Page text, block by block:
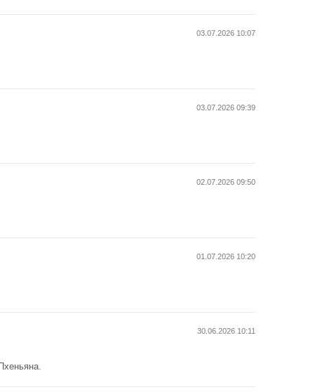
03.07.2026 10:07
03.07.2026 09:39
02.07.2026 09:50
01.07.2026 10:20
30.06.2026 10:11